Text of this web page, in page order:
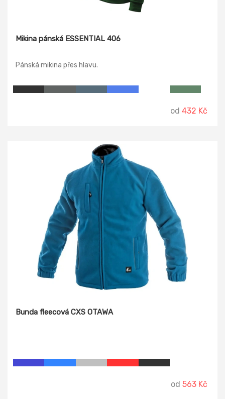
Mikina pánská ESSENTIAL 406
Pánská mikina přes hlavu.
od 432 Kč
Bunda fleecová CXS OTAWA
od 563 Kč